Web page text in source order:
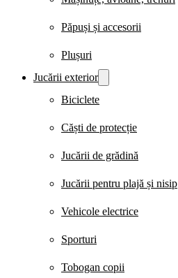
Păpuși și accesorii
Plușuri
Jucării exterior
Biciclete
Căști de protecție
Jucării de grădină
Jucării pentru plajă și nisip
Vehicole electrice
Sporturi
Tobogan copii